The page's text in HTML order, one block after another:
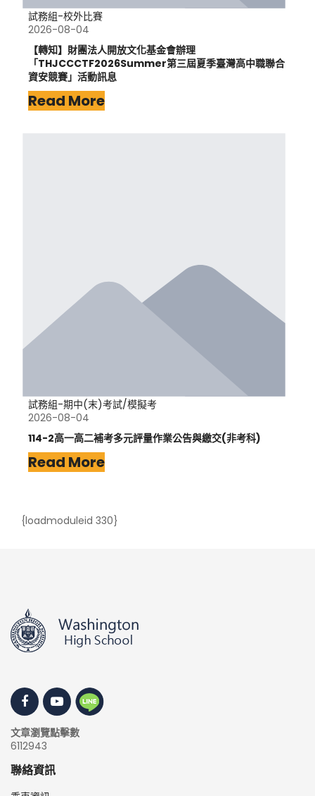
試務組-校外比賽
2026-08-04
【轉知】財團法人開放文化基金會辦理
「THJCCCTF2026Summer第三屆夏季臺灣高中職聯合
資安競賽」活動訊息
Read More
試務組-期中(末)考試/模擬考
2026-08-04
114-2高一高二補考多元評量作業公告與繳交(非考科)
Read More
{loadmoduleid 330}
文章瀏覽點擊數
6112943
聯絡資訊